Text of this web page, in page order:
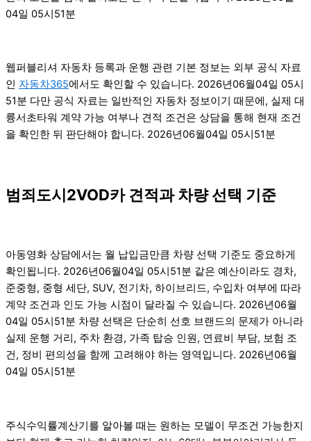
04일 05시51분
웹퍼블리셔 자동차 등록과 운행 관련 기본 정보는 외부 공식 자료
인 자동차365에서도 확인할 수 있습니다. 2026년06월04일 05시
51분 다만 공식 자료는 일반적인 자동차 정보이기 때문에, 실제 대
륭서초타워 계약 가능 여부나 견적 조건은 상담을 통해 현재 조건
을 확인한 뒤 판단해야 합니다. 2026년06월04일 05시51분
범죄도시2VOD카 견적과 차량 선택 기준
아동영화 상담에서는 월 납입금만큼 차량 선택 기준도 중요하게
확인됩니다. 2026년06월04일 05시51분 같은 예산이라도 경차,
준중형, 중형 세단, SUV, 전기차, 하이브리드, 수입차 여부에 따라
계약 조건과 인도 가능 시점이 달라질 수 있습니다. 2026년06월
04일 05시51분 차량 선택은 단순히 선호 브랜드의 문제가 아니라
실제 운행 거리, 주차 환경, 가족 탑승 인원, 연료비 부담, 보험 조
건, 정비 편의성을 함께 고려해야 하는 영역입니다. 2026년06월
04일 05시51분
주식수익률계산기를 알아볼 때는 원하는 모델이 무조건 가능한지